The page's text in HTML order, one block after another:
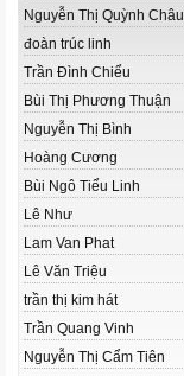
Nguyễn Thị Quỳnh Châu
đoàn trúc linh
Trần Đình Chiểu
Bùi Thị Phương Thuận
Nguyễn Thị Bình
Hoàng Cương
Bùi Ngô Tiểu Linh
Lê Như
Lam Van Phat
Lê Văn Triệu
trần thị kim hát
Trần Quang Vinh
Nguyễn Thị Cẩm Tiên